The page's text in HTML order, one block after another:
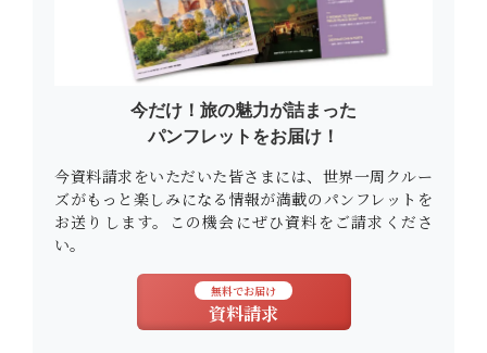
今だけ！旅の魅力が詰まった
パンフレットをお届け！
今資料請求をいただいた皆さまには、世界一周クルー
ズがもっと楽しみになる情報が満載のパンフレットを
お送りします。この機会にぜひ資料をご請求くださ
い。
無料でお届け
資料請求